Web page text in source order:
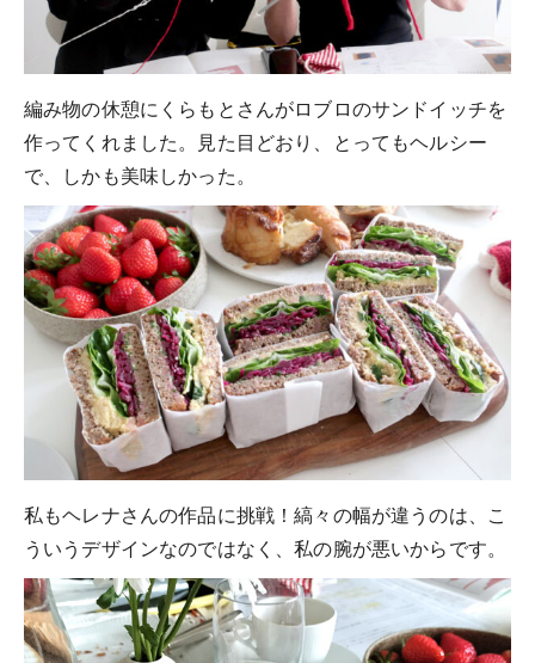
編み物の休憩にくらもとさんがロブロのサンドイッチを
作ってくれました。見た目どおり、とってもヘルシー
で、しかも美味しかった。
私もヘレナさんの作品に挑戦！縞々の幅が違うのは、こ
ういうデザインなのではなく、私の腕が悪いからです。